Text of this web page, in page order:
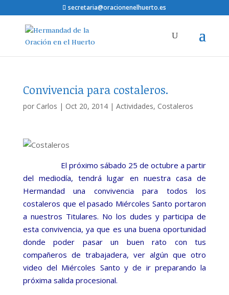
secretaria@oracionenelhuerto.es
Convivencia para costaleros.
por Carlos | Oct 20, 2014| Actividades, Costaleros
El próximo sábado 25 de octubre a partir
del mediodía, tendrá lugar en nuestra casa de
Hermandad una convivencia para todos los
costaleros que el pasado Miércoles Santo portaron
a nuestros Titulares. No los dudes y participa de
esta convivencia, ya que es una buena oportunidad
donde poder pasar un buen rato con tus
compañeros de trabajadera, ver algún que otro
video del Miércoles Santo y de ir preparando la
próxima salida procesional.